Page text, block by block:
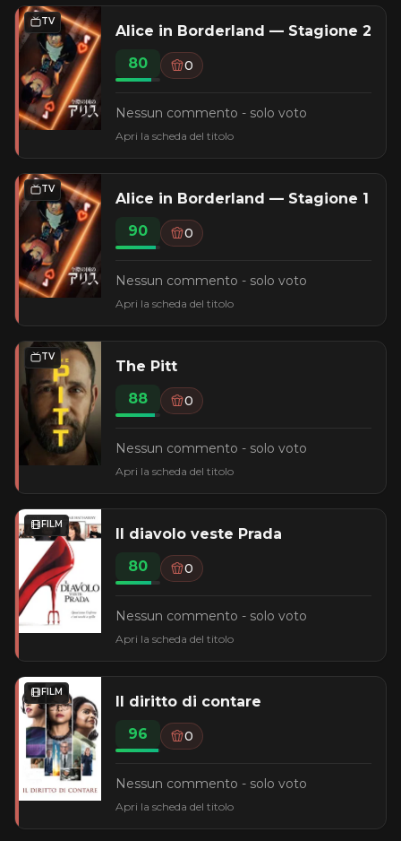
TV
Alice in Borderland — Stagione 2
80
0
Nessun commento - solo voto
Apri la scheda del titolo
TV
Alice in Borderland — Stagione 1
90
0
Nessun commento - solo voto
Apri la scheda del titolo
TV
The Pitt
88
0
Nessun commento - solo voto
Apri la scheda del titolo
FILM
Il diavolo veste Prada
80
0
Nessun commento - solo voto
Apri la scheda del titolo
FILM
Il diritto di contare
96
0
Nessun commento - solo voto
Apri la scheda del titolo